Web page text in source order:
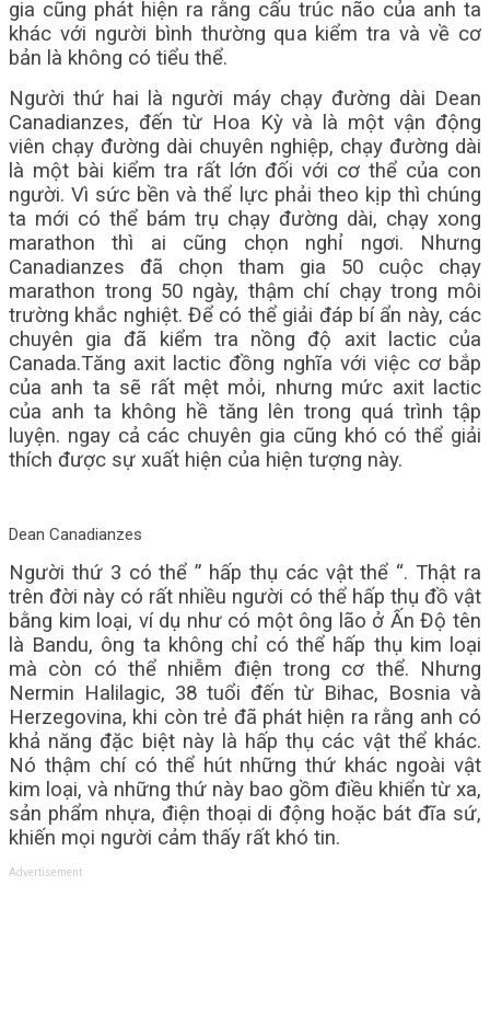
gia cũng phát hiện ra rằng cấu trúc não của anh ta
khác với người bình thường qua kiểm tra và về cơ
bản là không có tiểu thể.
Người thứ hai là người máy chạy đường dài Dean
Canadianzes, đến từ Hoa Kỳ và là một vận động
viên chạy đường dài chuyên nghiệp, chạy đường dài
là một bài kiểm tra rất lớn đối với cơ thể của con
người. Vì sức bền và thể lực phải theo kịp thì chúng
ta mới có thể bám trụ chạy đường dài, chạy xong
marathon thì ai cũng chọn nghỉ ngơi. Nhưng
Canadianzes đã chọn tham gia 50 cuộc chạy
marathon trong 50 ngày, thậm chí chạy trong môi
trường khắc nghiệt. Để có thể giải đáp bí ẩn này, các
chuyên gia đã kiểm tra nồng độ axit lactic của
Canada.Tăng axit lactic đồng nghĩa với việc cơ bắp
của anh ta sẽ rất mệt mỏi, nhưng mức axit lactic
của anh ta không hề tăng lên trong quá trình tập
luyện. ngay cả các chuyên gia cũng khó có thể giải
thích được sự xuất hiện của hiện tượng này.
Dean Canadianzes
Người thứ 3 có thể ” hấp thụ các vật thể “. Thật ra
trên đời này có rất nhiều người có thể hấp thụ đồ vật
bằng kim loại, ví dụ như có một ông lão ở Ấn Độ tên
là Bandu, ông ta không chỉ có thể hấp thụ kim loại
mà còn có thể nhiễm điện trong cơ thể. Nhưng
Nermin Halilagic, 38 tuổi đến từ Bihac, Bosnia và
Herzegovina, khi còn trẻ đã phát hiện ra rằng anh có
khả năng đặc biệt này là hấp thụ các vật thể khác.
Nó thậm chí có thể hút những thứ khác ngoài vật
kim loại, và những thứ này bao gồm điều khiển từ xa,
sản phẩm nhựa, điện thoại di động hoặc bát đĩa sứ,
khiến mọi người cảm thấy rất khó tin.
Advertisement